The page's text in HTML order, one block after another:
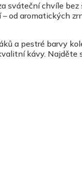
sváteční chvíle bez
od aromatických
a pestré barvy
kávy. Najděte